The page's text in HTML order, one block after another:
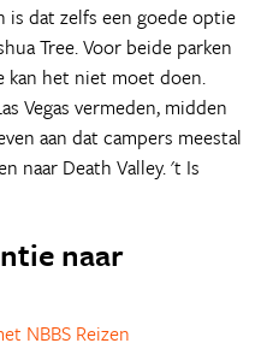
is dat zelfs een goede optie
Tree. Voor beide parken
het niet moet doen.
Vegas vermeden, midden
aan dat campers meestal
naar Death Valley. 't Is
naar
NBBS Reizen